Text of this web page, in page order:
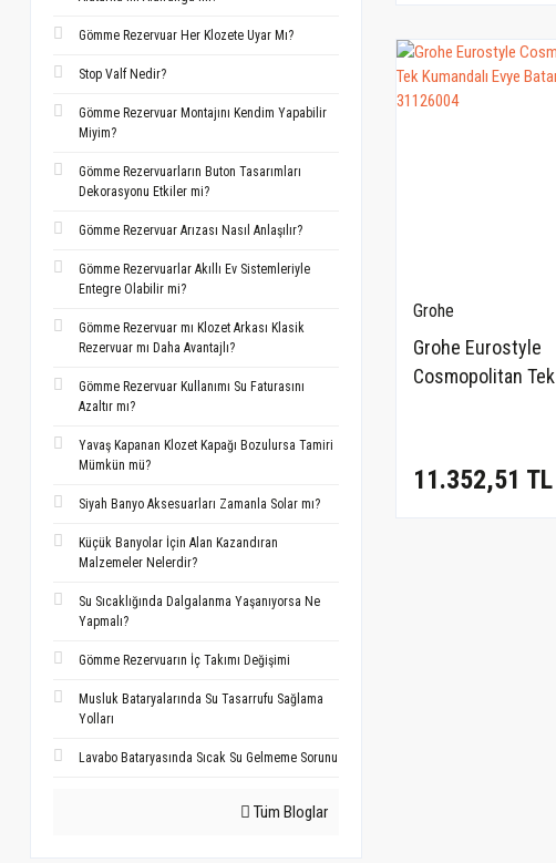
Gömme Rezervuar Her Klozete Uyar Mı?
Stop Valf Nedir?
Gömme Rezervuar Montajını Kendim Yapabilir
Miyim?
Gömme Rezervuarların Buton Tasarımları
Dekorasyonu Etkiler mi?
Gömme Rezervuar Arızası Nasıl Anlaşılır?
Gömme Rezervuarlar Akıllı Ev Sistemleriyle
Entegre Olabilir mi?
Gömme Rezervuar mı Klozet Arkası Klasik
Rezervuar mı Daha Avantajlı?
Gömme Rezervuar Kullanımı Su Faturasını
Azaltır mı?
Yavaş Kapanan Klozet Kapağı Bozulursa Tamiri
Mümkün mü?
Siyah Banyo Aksesuarları Zamanla Solar mı?
Küçük Banyolar İçin Alan Kazandıran
Malzemeler Nelerdir?
Su Sıcaklığında Dalgalanma Yaşanıyorsa Ne
Yapmalı?
Gömme Rezervuarın İç Takımı Değişimi
Musluk Bataryalarında Su Tasarrufu Sağlama
Yolları
Lavabo Bataryasında Sıcak Su Gelmeme Sorunu
Tüm Bloglar
Grohe
Grohe Eurostyle
Cosmopolitan Tek
11.352,51 TL